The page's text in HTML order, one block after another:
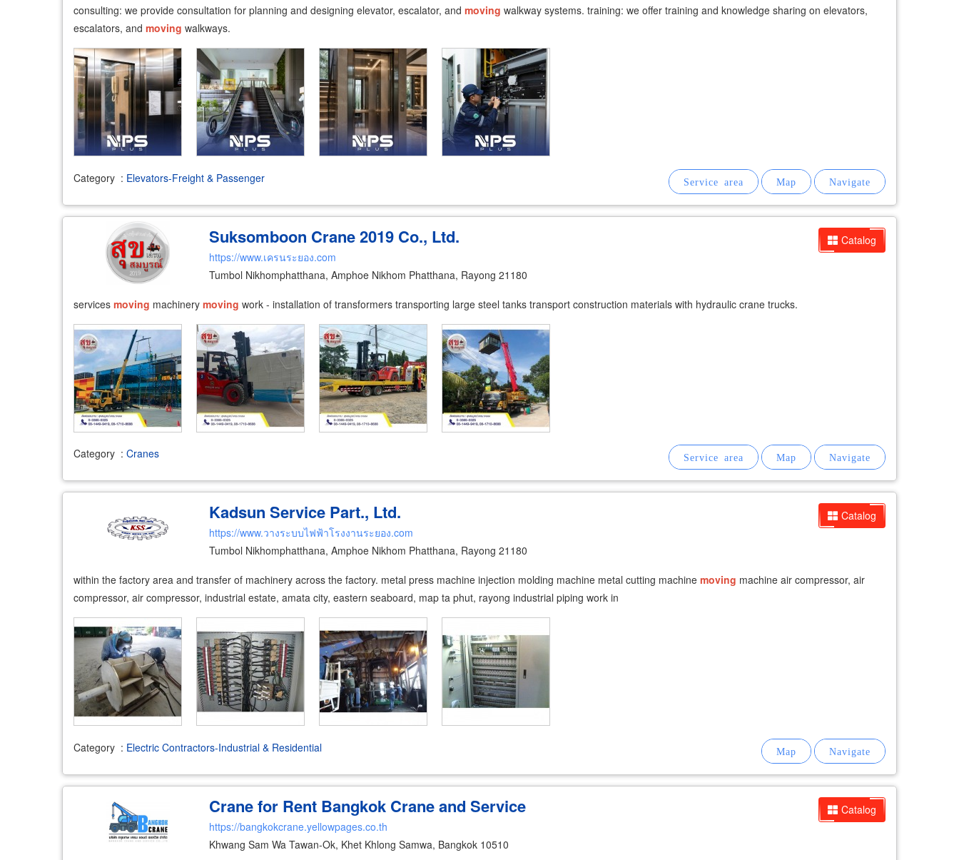
consulting: we provide consultation for planning and designing elevator, escalator, and moving walkway systems. training: we offer training and knowledge sharing on elevators,
escalators, and moving walkways.
Category : Elevators-Freight & Passenger
Catalog
Suksomboon Crane 2019 Co., Ltd.
https://www.เครนระยอง.com
Tumbol Nikhomphatthana, Amphoe Nikhom Phatthana, Rayong 21180
services moving machinery moving work - installation of transformers transporting large steel tanks transport construction materials with hydraulic crane trucks.
Category : Cranes
Catalog
Kadsun Service Part., Ltd.
https://www.วางระบบไฟฟ้าโรงงานระยอง.com
Tumbol Nikhomphatthana, Amphoe Nikhom Phatthana, Rayong 21180
within the factory area and transfer of machinery across the factory. metal press machine injection molding machine metal cutting machine moving machine air compressor, air
compressor, air compressor, industrial estate, amata city, eastern seaboard, map ta phut, rayong industrial piping work in
Category : Electric Contractors-Industrial & Residential
Catalog
Crane for Rent Bangkok Crane and Service
https://bangkokcrane.yellowpages.co.th
Khwang Sam Wa Tawan-Ok, Khet Khlong Samwa, Bangkok 10510